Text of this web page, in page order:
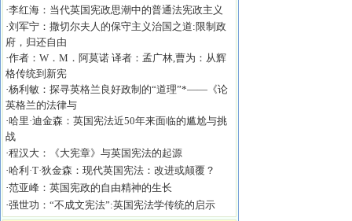
·李红海：当代英国宪政思潮中的普通法宪政主义
·刘军宁：撒切尔夫人的保守主义治国之道:限制政
府，归还自由
·作者：W．M．阿莫诺 译者：孟广林,曹为：从辉
格传统到新宪
·杨利敏：探寻英格兰良好政制的“道理”*——《论
英格兰的法律与
·哈里·迪金森：英国宪法近50年来面临的尴尬与挑
战
·程汉大：《大宪章》与英国宪法的起源
·哈利·T·狄金森：现代英国宪法：改进或颠覆？
·范亚峰：英国宪政的自由精神的生长
·强世功：“不成文宪法”:英国宪法学传统的启示